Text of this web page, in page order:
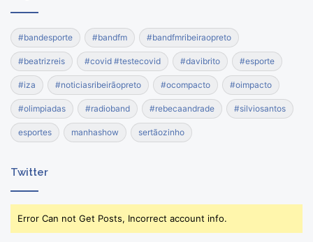
#bandesporte #bandfm #bandfmribeiraopreto
#beatrizreis #covid #testecovid #davibrito #esporte
#iza #noticiasribeirãopreto #ocompacto #oimpacto
#olimpiadas #radioband #rebecaandrade #silviosantos
esportes manhashow sertãozinho
Twitter
Error Can not Get Posts, Incorrect account info.